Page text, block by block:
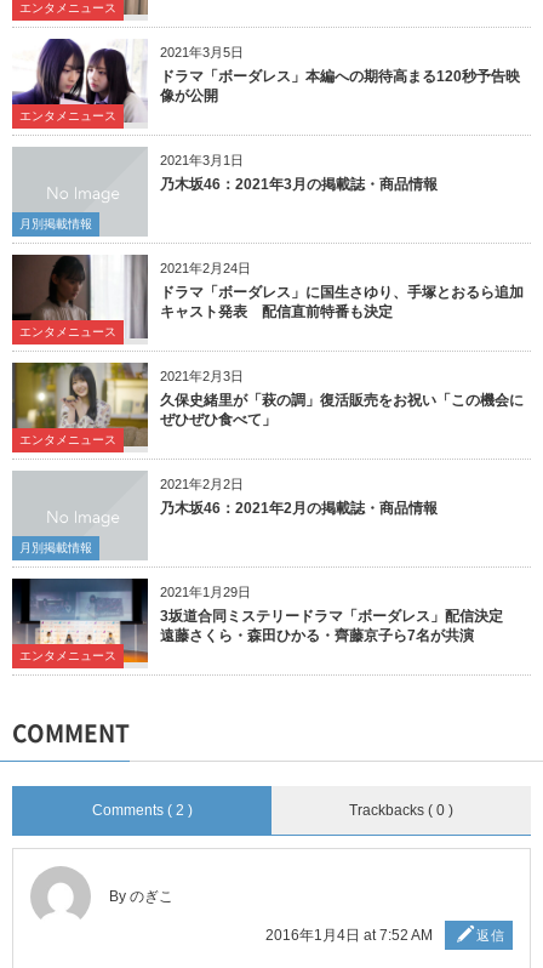
エンタメニュース
2021年3月5日
エンタメニュース
ドラマ「ボーダレス」本編への期待高まる120秒予告映
像が公開
2021年3月1日
月別掲載情報
乃木坂46：2021年3月の掲載誌・商品情報
2021年2月24日
エンタメニュース
ドラマ「ボーダレス」に国生さゆり、手塚とおるら追加
キャスト発表 配信直前特番も決定
2021年2月3日
エンタメニュース
久保史緒里が「萩の調」復活販売をお祝い「この機会に
ぜひぜひ食べて」
2021年2月2日
月別掲載情報
乃木坂46：2021年2月の掲載誌・商品情報
2021年1月29日
エンタメニュース
3坂道合同ミステリードラマ「ボーダレス」配信決定
遠藤さくら・森田ひかる・齊藤京子ら7名が共演
COMMENT
Comments ( 2 ) Trackbacks ( 0 )
By のぎこ
2016年1月4日 at 7:52 AM 返信